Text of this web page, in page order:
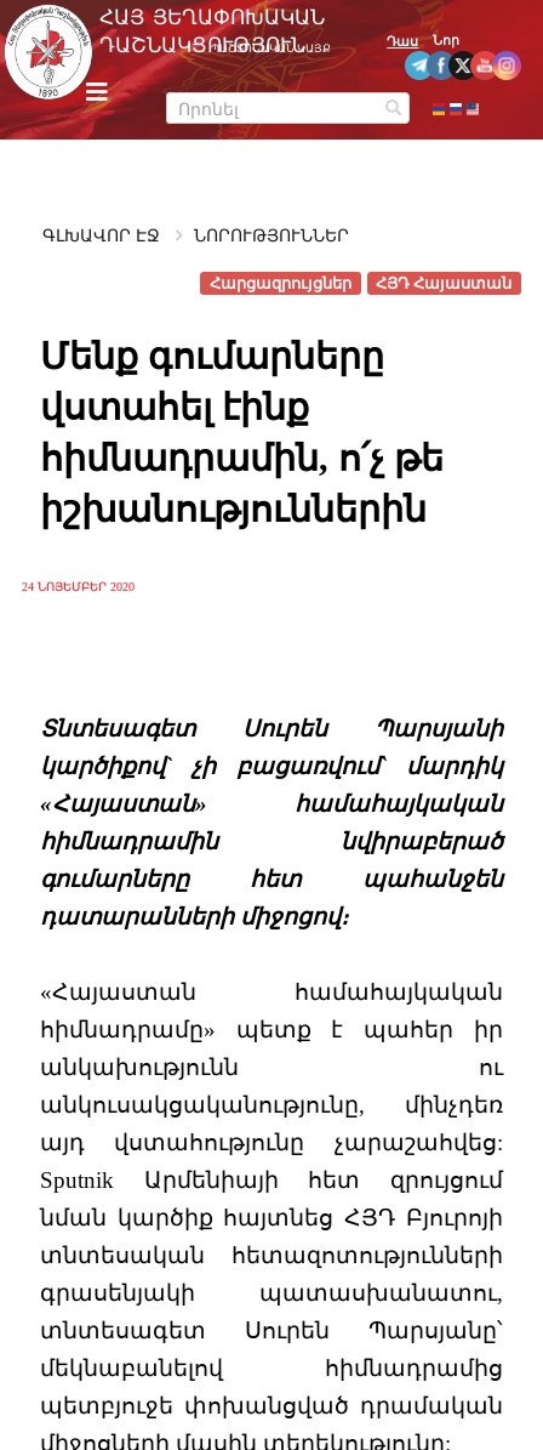
Skip
to
content
m
e
n
u
ՀԱՅ ՅԵՂԱՓՈԽԱԿԱՆ
ԴԱՇՆԱԿՑՈՒԹՅՈՒՆ
ՊԱՇՏՈՆԱԿԱՆ ԿԱՅՔ
Դաս Նոր
ԳԼԽԱՎՈՐ ԷՋ ՆՈՐՈՒԹՅՈՒՆՆԵՐ
ՀՅԴ Հայաստան
Հարցազրույցներ
Մենք գումարները
վստահել էինք
հիմնադրամին, ո՛չ թե
իշխանություններին
24 ՆՈՅԵՄԲԵՐ 2020
Տնտեսագետ Սուրեն Պարսյանի
կարծիքով` չի բացառվում` մարդիկ
«Հայաստան» համահայկական
հիմնադրամին նվիրաբերած
գումարները հետ պահանջեն
դատարանների միջոցով։
«Հայաստան համահայկական
հիմնադրամը» պետք է պահեր իր
անկախությունն ու
անկուսակցականությունը, մինչդեռ
այդ վստահությունը չարաշահվեց:
Sputnik Արմենիայի հետ զրույցում
նման կարծիք հայտնեց ՀՅԴ Բյուրոյի
տնտեսական հետազոտությունների
գրասենյակի պատասխանատու,
տնտեսագետ Սուրեն Պարսյանը՝
մեկնաբանելով հիմնադրամից
պետբյուջե փոխանցված դրամական
միջոցների մասին տեղեկությունը: